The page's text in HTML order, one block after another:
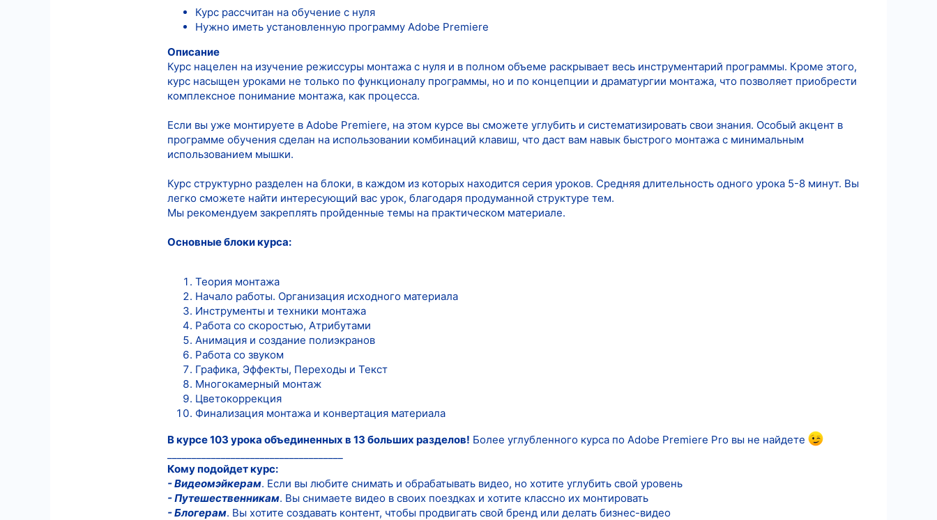
Курс рассчитан на обучение с нуля
Нужно иметь установленную программу Adobe Premiere
Описание
Курс нацелен на изучение режиссуры монтажа с нуля и в полном объеме раскрывает весь инструментарий программы. Кроме этого,
курс насыщен уроками не только по функционалу программы, но и по концепции и драматургии монтажа, что позволяет приобрести
комплексное понимание монтажа, как процесса.
Если вы уже монтируете в Adobe Premiere, на этом курсе вы сможете углубить и систематизировать свои знания. Особый акцент в
программе обучения сделан на использовании комбинаций клавиш, что даст вам навык быстрого монтажа с минимальным
использованием мышки.
Курс структурно разделен на блоки, в каждом из которых находится серия уроков. Средняя длительность одного урока 5-8 минут. Вы
легко сможете найти интересующий вас урок, благодаря продуманной структуре тем.
Мы рекомендуем закреплять пройденные темы на практическом материале.
Основные блоки курса:
Теория монтажа
Начало работы. Организация исходного материала
Инструменты и техники монтажа
Работа со скоростью, Атрибутами
Анимация и создание полиэкранов
Работа со звуком
Графика, Эффекты, Переходы и Текст
Многокамерный монтаж
Цветокоррекция
Финализация монтажа и конвертация материала
В курсе 103 урока объединенных в 13 больших разделов! Более углубленного курса по Adobe Premiere Pro вы не найдете
Кому подойдет курс:
- Видеомэйкерам. Если вы любите снимать и обрабатывать видео, но хотите углубить свой уровень
- Путешественникам. Вы снимаете видео в своих поездках и хотите классно их монтировать
- Блогерам. Вы хотите создавать контент, чтобы продвигать свой бренд или делать бизнес-видео